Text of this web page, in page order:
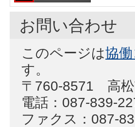
お問い合わせ
このページは協
す。
〒760-8571 高松
電話：087-839-
ファクス：087-